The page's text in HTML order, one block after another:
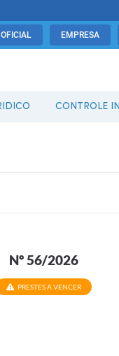
OFICIAL EMPRESA
CONTROLE
Nº 56/2026
PRESTES A VENCER